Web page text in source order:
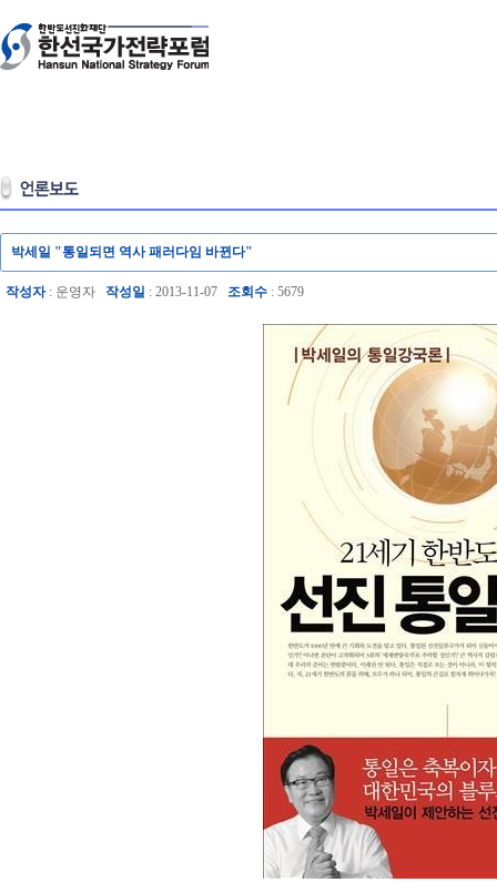
박세일 "통일되면 역사 패러다임 바뀐다"
작성자: 운영자 작성일 : 2013-11-07 조회수 : 5679